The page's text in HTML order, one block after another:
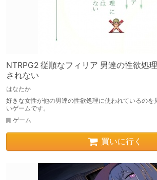
NTRPG2 従順なフィリア 男達の性欲処
されない
はなたか
好きな女性が他の男達の性欲処理に使われているのを
いゲームです。
ゲーム
買いに行く